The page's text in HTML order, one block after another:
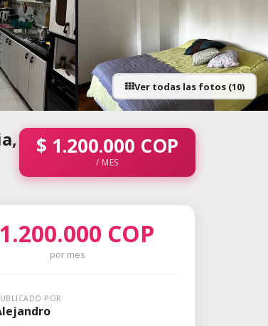
Ver todas las fotos (10)
$ 1.200.000 COP
/ MES
1.200.000 COP
por mes
POR